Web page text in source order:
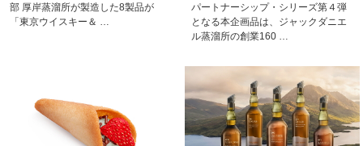
部 厚岸蒸溜所が製造した8製品が
「東京ウイスキー＆ …
パートナーシップ・シリーズ第４弾
となる本企画品は、ジャックダニエ
ル蒸溜所の創業160 …